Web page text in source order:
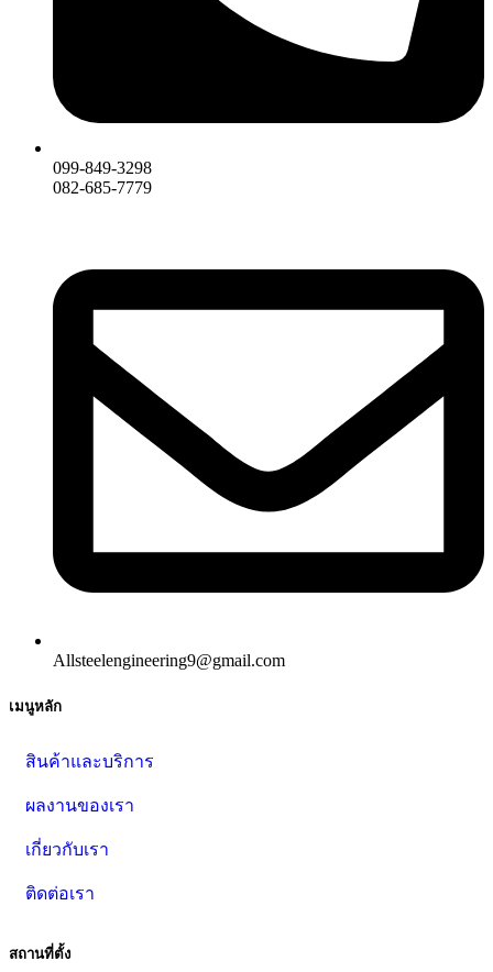
099-849-3298
082-685-7779
Allsteelengineering9@gmail.com
เมนูหลัก
สินค้าและบริการ
ผลงานของเรา
เกี่ยวกับเรา
ติดต่อเรา
สถานที่ตั้ง